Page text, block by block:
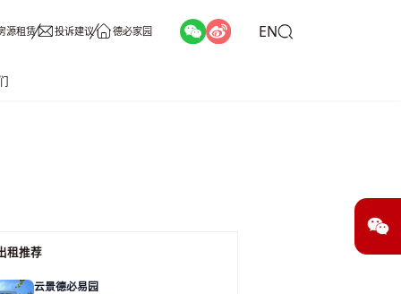
源租赁 投诉建议 德必家园 EN
租推荐
云景德必易园